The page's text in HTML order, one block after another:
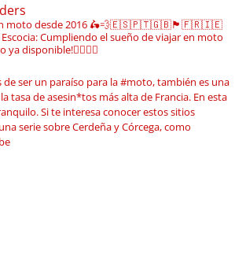
moto desde 2016🛵💨🇪🇸🇵🇹🇬🇧🏴󠁧󠁢󠁳󠁣󠁴󠁿🇫🇷🇮🇪
Cumpliendo el sueño de viajar en moto
ya disponible!👇🏼👇🏼